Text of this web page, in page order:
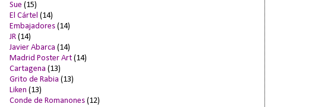
Sue (15)
El Cártel (14)
Embajadores (14)
JR (14)
Javier Abarca (14)
Madrid Poster Art (14)
Cartagena (13)
Grito de Rabia (13)
Liken (13)
Conde de Romanones (12)